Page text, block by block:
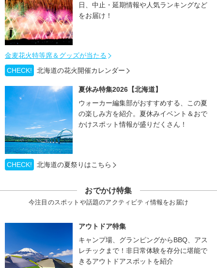
日、中止・延期情報や人気ランキングなど
をお届け！
金麦花火特等席＆グッズが当たる
CHECK!
北海道の花火開催カレンダー
夏休み特集2026【北海道】
ウォーカー編集部がおすすめする、この夏
の楽しみ方を紹介。夏休みイベント＆おで
かけスポット情報が盛りだくさん！
CHECK! 北海道の夏祭りはこちら
おでかけ特集
今注目のスポットや話題のアクティビティ情報をお届け
アウトドア特集
キャンプ場、グランピングからBBQ、アス
レチックまで！非日常体験を存分に堪能で
きるアウトドアスポットを紹介